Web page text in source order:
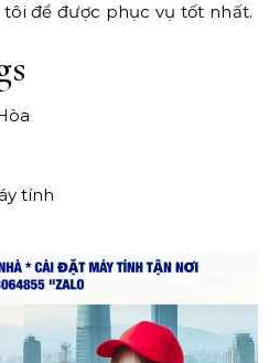
để được phục vụ tốt nhất.
tính